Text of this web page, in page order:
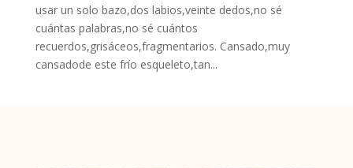
usar un solo bazo,dos labios,veinte dedos,no sé
cuántas palabras,no sé cuántos
recuerdos,grisáceos,fragmentarios. Cansado,muy
cansadode este frío esqueleto,tan...